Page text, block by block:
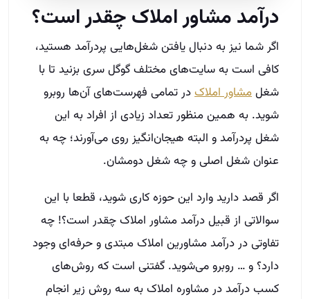
در‌آمد مشاور املاک چقدر است؟
اگر شما نیز به دنبال یافتن شغل‌هایی پر‌در‌آمد هستید،
کافی است به سایت‌های مختلف گوگل سری بزنید تا با
شغلمشاور املاکدر تمامی فهرست‌های آن‌ها روبرو
شوید. به همین منظور تعداد زیادی از افراد به این
شغل پر‌درآمد و البته هیجان‌انگیز روی می‌آورند؛ چه به
عنوان شغل اصلی و چه شغل دومشان.
اگر قصد دارید وارد این حوزه کاری شوید، قطعا با این
سوالاتی از قبیل در‌آمد مشاور املاک چقدر است؟! چه
تفاوتی در در‌آمد مشاورین املاک مبتدی و حرفه‌ای وجود
دارد؟ و … روبرو می‌شوید. گفتنی است که روش‌های
کسب در‌آمد در مشاوره املاک به سه روش زیر انجام